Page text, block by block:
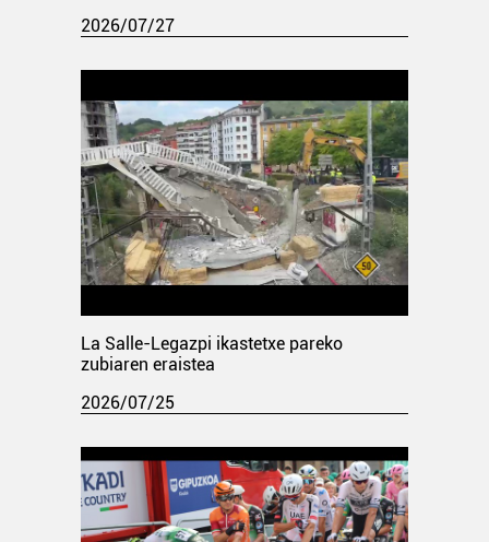
2026/07/27
La Salle-Legazpi ikastetxe pareko
zubiaren eraistea
2026/07/25